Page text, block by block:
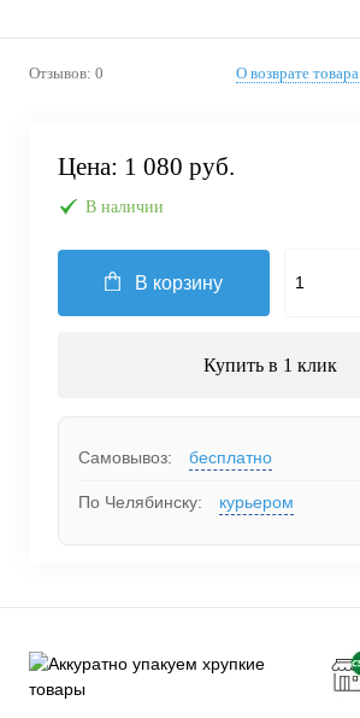
Отзывов: 0 О возврате товара
Цена: 1 080 руб.
В наличии
В корзину
Купить в 1 клик
Самовывоз: бесплатно
По Челябинску: курьером